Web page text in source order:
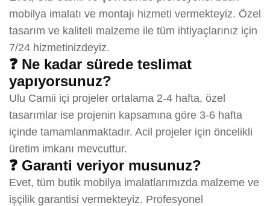
mobilya imalatı ve montajı hizmeti vermekteyiz. Özel
tasarım ve kaliteli malzeme ile tüm ihtiyaçlarınız için
7/24 hizmetinizdeyiz.
❓ Ne kadar sürede teslimat
yapıyorsunuz?
Ulu Camii içi projeler ortalama 2-4 hafta, özel
tasarımlar ise projenin kapsamına göre 3-6 hafta
içinde tamamlanmaktadır. Acil projeler için öncelikli
üretim imkanı mevcuttur.
❓ Garanti veriyor musunuz?
Evet, tüm butik mobilya imalatlarımızda malzeme ve
işçilik garantisi vermekteyiz. Profesyonel